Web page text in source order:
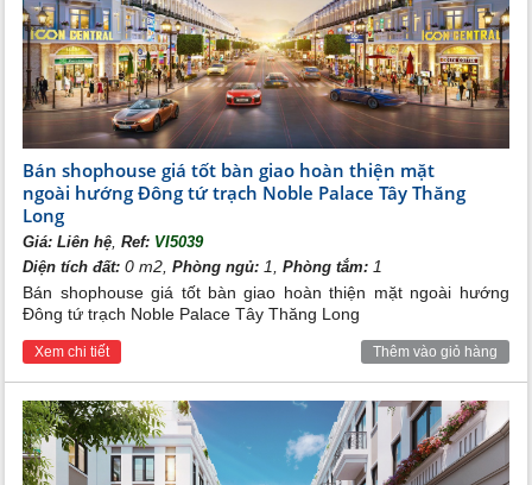
Bán shophouse giá tốt bàn giao hoàn thiện mặt
ngoài hướng Đông tứ trạch Noble Palace Tây Thăng
Long
Giá:Liên hệ ,Ref: VI5039
Diện tích đất: 0 m2,Phòng ngủ: 1,Phòng tắm: 1
Bán shophouse giá tốt bàn giao hoàn thiện mặt ngoài hướng
Đông tứ trạch Noble Palace Tây Thăng Long
Xem chi tiết Thêm vào giỏ hàng